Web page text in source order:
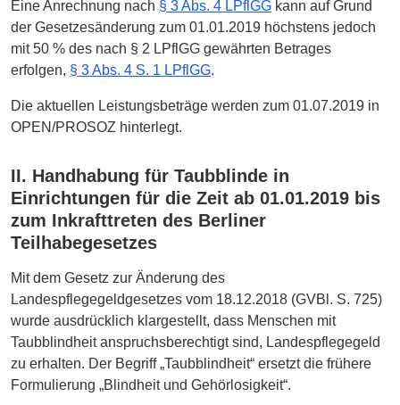
Eine Anrechnung nach § 3 Abs. 4 LPflGG kann auf Grund
der Gesetzesänderung zum 01.01.2019 höchstens jedoch
mit 50 % des nach § 2 LPflGG gewährten Betrages
erfolgen, § 3 Abs. 4 S. 1 LPflGG.
Die aktuellen Leistungsbeträge werden zum 01.07.2019 in
OPEN/PROSOZ hinterlegt.
II. Handhabung für Taubblinde in
Einrichtungen für die Zeit ab 01.01.2019 bis
zum Inkrafttreten des Berliner
Teilhabegesetzes
Mit dem Gesetz zur Änderung des
Landespflegegeldgesetzes vom 18.12.2018 (GVBl. S. 725)
wurde ausdrücklich klargestellt, dass Menschen mit
Taubblindheit anspruchsberechtigt sind, Landespflegegeld
zu erhalten. Der Begriff „Taubblindheit“ ersetzt die frühere
Formulierung „Blindheit und Gehörlosigkeit“.